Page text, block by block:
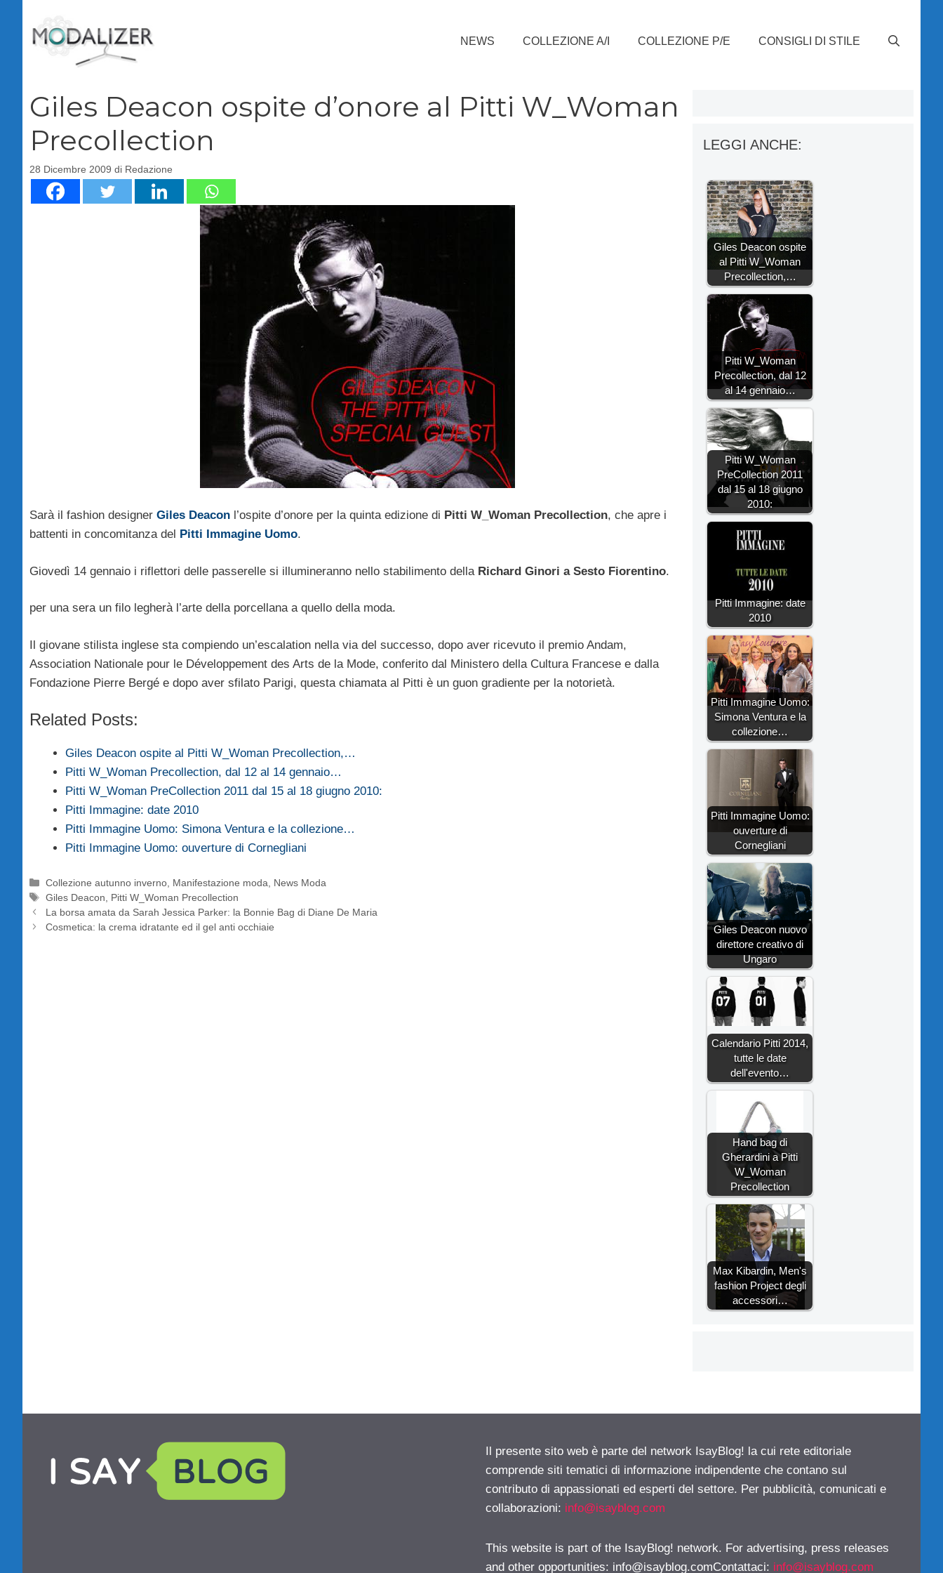
contenuto
NEWS COLLEZIONE A/I COLLEZIONE P/E CONSIGLI DI STILE
Giles Deacon ospite d’onore al Pitti W_Woman
Precollection
28 Dicembre 2009 di Redazione
Sarà il fashion designer Giles Deacon l’ospite d’onore per la quinta edizione di Pitti W_Woman Precollection, che apre i
battenti in concomitanza del
Pitti Immagine Uomo.
Giovedì 14 gennaio i riflettori delle passerelle si illumineranno nello stabilimento della Richard Ginori a Sesto Fiorentino.
per una sera un filo legherà l’arte della porcellana a quello della moda.
Il giovane stilista inglese sta compiendo un’escalation nella via del successo, dopo aver ricevuto il premio Andam,
Association Nationale pour le Développement des Arts de la Mode, conferito dal Ministero della Cultura Francese e dalla
Fondazione Pierre Bergé e dopo aver sfilato Parigi, questa chiamata al Pitti è un guon gradiente per la notorietà.
Related Posts:
Giles Deacon ospite al Pitti W_Woman Precollection,…
Pitti W_Woman Precollection, dal 12 al 14 gennaio…
Pitti W_Woman PreCollection 2011 dal 15 al 18 giugno 2010:
Pitti Immagine: date 2010
Pitti Immagine Uomo: Simona Ventura e la collezione…
Pitti Immagine Uomo: ouverture di Cornegliani
Categorie
Collezione autunno inverno Manifestazione moda
News Moda
Tag
Giles Deacon
Pitti W_Woman Precollection
La borsa amata da Sarah Jessica Parker: la Bonnie Bag di Diane De Maria
Cosmetica: la crema idratante ed il gel anti occhiaie
LEGGI ANCHE:
Giles Deacon ospite
al Pitti W_Woman
Precollection,…
Pitti W_Woman
Precollection, dal 12
al 14 gennaio…
Pitti W_Woman
PreCollection 2011
dal 15 al 18 giugno
2010:
Pitti Immagine: date
2010
Pitti Immagine Uomo:
Simona Ventura e la
collezione…
Pitti Immagine Uomo:
ouverture di
Cornegliani
Giles Deacon nuovo
direttore creativo di
Ungaro
Calendario Pitti 2014,
tutte le date
dell'evento…
Hand bag di
Gherardini a Pitti
W_Woman
Precollection
Max Kibardin, Men's
fashion Project degli
accessori…
Il presente sito web è parte del network IsayBlog! la cui rete editoriale
comprende siti tematici di informazione indipendente che contano sul
contributo di appassionati ed esperti del settore. Per pubblicità, comunicati e
collaborazioni: info@isayblog.com
This website is part of the IsayBlog! network. For advertising, press releases
and other opportunities: info@isayblog.comContattaci: info@isayblog.com